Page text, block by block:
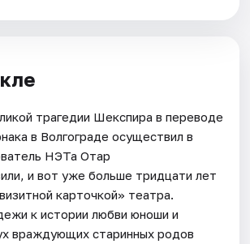
трагедии Шекспира в переводе
в Волгограде осуществил в
НЭТа Отар
и вот уже больше тридцати лет
карточкой» театра.
к истории любви юноши и
враждующих старинных родов